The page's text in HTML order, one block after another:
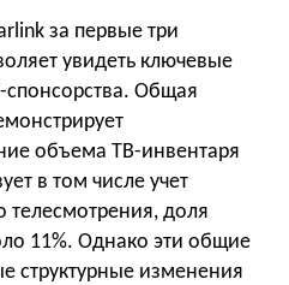
за первые три
увидеть ключевые
Общая
объема ТВ-инвентаря
в том числе учет
телесмотрения, доля
11%. Однако эти общие
структурные изменения